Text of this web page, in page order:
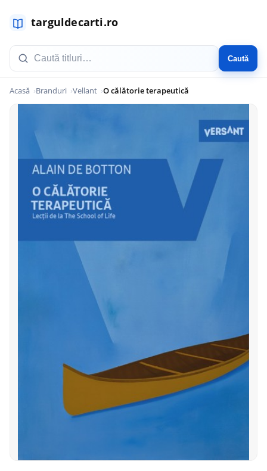
Caută
Acasă Branduri Vellant O călătorie terapeutică